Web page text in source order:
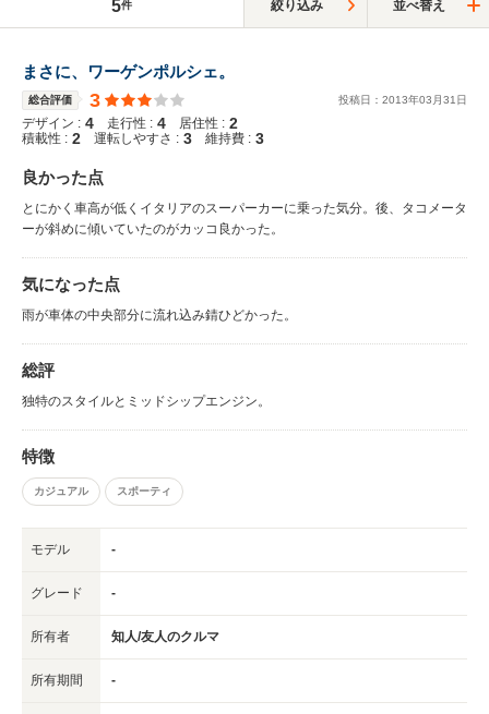
5件 絞り込み 並べ替え
まさに、ワーゲンポルシェ。
総合評価 3 投稿日： 2013年03 月31 日
デザイン : 4 走行性 : 4 居住性 : 2
積載性 : 2 運転しやすさ : 3 維持費 : 3
良かった点
とにかく車高が低くイタリアのスーパーカーに乗った気分。後、タコメータ
ーが斜めに傾いていたのがカッコ良かった。
気になった点
雨が車体の中央部分に流れ込み錆ひどかった。
総評
独特のスタイルとミッドシップエンジン。
特徴
カジュアル スポーティ
モデル -
グレード -
所有者 知人/友人のクルマ
所有期間 -